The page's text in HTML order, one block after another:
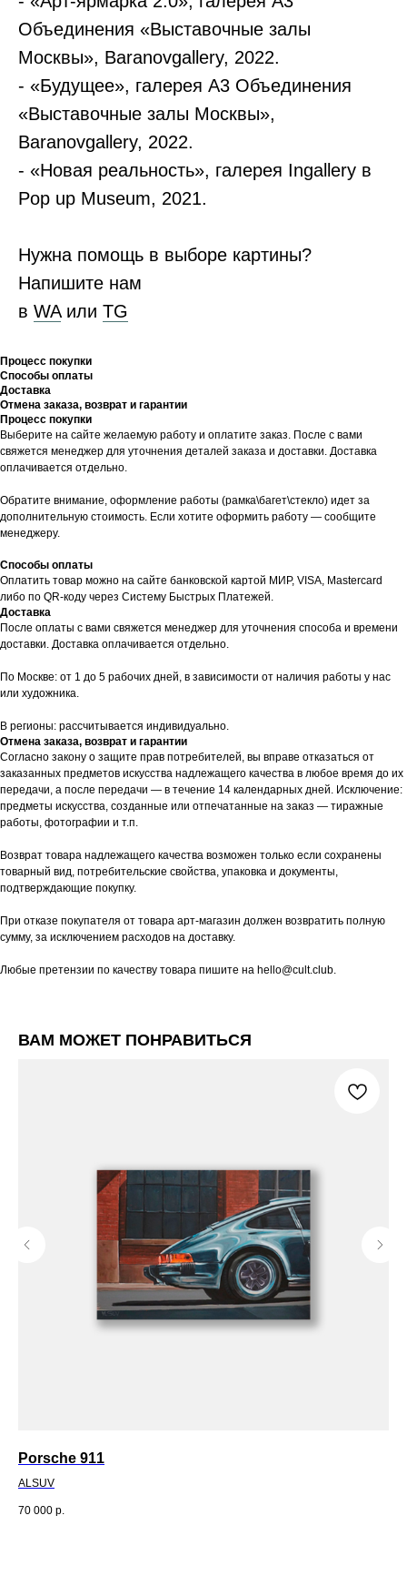
Объединения «Выставочные залы
Москвы», Baranovgallery, 2022.
- «Будущее», галерея А3 Объединения
«Выставочные залы Москвы»,
Baranovgallery, 2022.
- «Новая реальность», галерея Ingallery в
Pop up Museum, 2021.
Нужна помощь в выборе картины?
Напишите нам
в WAили ТG
Процесс покупки
Способы оплаты
Доставка
Отмена заказа, возврат и гарантии
Процесс покупки
Выберите на сайте желаемую работу и оплатите заказ. После с вами
свяжется менеджер для уточнения деталей заказа и доставки. Доставка
оплачивается отдельно.
Обратите внимание, оформление работы (рамка\багет\стекло) идет за
дополнительную стоимость. Если хотите оформить работу — сообщите
менеджеру.
Способы оплаты
Оплатить товар можно на сайте банковской картой МИР, VISA, Mastercard
либо по QR-коду через Систему Быстрых Платежей.
Доставка
После оплаты с вами свяжется менеджер для уточнения способа и времени
доставки. Доставка оплачивается отдельно.
По Москве: от 1 до 5 рабочих дней, в зависимости от наличия работы у нас
или художника.
В регионы: рассчитывается индивидуально.
Отмена заказа, возврат и гарантии
Согласно закону о защите прав потребителей, вы вправе отказаться от
заказанных предметов искусства надлежащего качества в любое время до их
передачи, а после передачи — в течение 14 календарных дней. Исключение:
предметы искусства, созданные или отпечатанные на заказ — тиражные
работы, фотографии и т.п.
Возврат товара надлежащего качества возможен только если сохранены
товарный вид, потребительские свойства, упаковка и документы,
подтверждающие покупку.
При отказе покупателя от товара арт-магазин должен возвратить полную
сумму, за исключением расходов на доставку.
Любые претензии по качеству товара пишите на hello@cult.club.
ВАМ МОЖЕТ ПОНРАВИТЬСЯ
Porsche 911
ALSUV
70 000 р.